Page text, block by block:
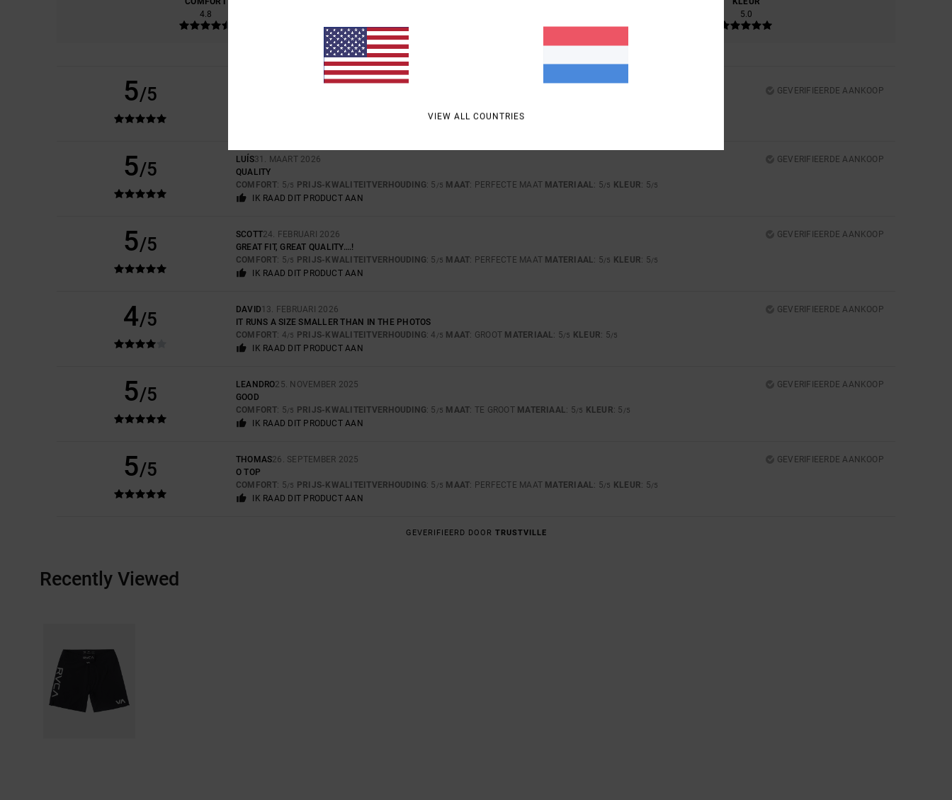
4.8
5.0
5/5
GEVERIFIEERDE AANKOOP
: PERFECTE MAATMATERIAAL
5/5 LUÍS31. MAART 2026
GEVERIFIEERDE AANKOOP
QUALITY
COMFORT: 5/5 PRIJS-KWALITEITVERHOUDING: 5 /5 MAAT: PERFECTE MAAT MATERIAAL: 5/5 KLEUR: 5/5
IK RAAD DIT PRODUCT AAN
5/5 SCOTT24. FEBRUARI 2026
GEVERIFIEERDE AANKOOP
GREAT FIT, GREAT QUALITY….!
COMFORT: 5/5 PRIJS-KWALITEITVERHOUDING: 5 /5 MAAT: PERFECTE MAAT MATERIAAL: 5/5 KLEUR: 5/5
IK RAAD DIT PRODUCT AAN
4/5 DAVID13. FEBRUARI 2026
GEVERIFIEERDE AANKOOP
IT RUNS A SIZE SMALLER THAN IN THE PHOTOS
COMFORT: 4/5 PRIJS-KWALITEITVERHOUDING: 4 /5 MAAT: GROOT MATERIAAL: 5/5 KLEUR: 5/5
IK RAAD DIT PRODUCT AAN
5/5 LEANDRO25. NOVEMBER 2025
GEVERIFIEERDE AANKOOP
GOOD
COMFORT: 5/5 PRIJS-KWALITEITVERHOUDING: 5 /5 MAAT: TE GROOT MATERIAAL: 5/5 KLEUR: 5 /5
IK RAAD DIT PRODUCT AAN
5/5 THOMAS26. SEPTEMBER 2025
GEVERIFIEERDE AANKOOP
O TOP
COMFORT: 5/5 PRIJS-KWALITEITVERHOUDING: 5 /5 MAAT: PERFECTE MAAT MATERIAAL: 5/5 KLEUR: 5/5
IK RAAD DIT PRODUCT AAN
GEVERIFIEERD DOOR TRUSTVILLE
Recently Viewed
VIEW ALL COUNTRIES